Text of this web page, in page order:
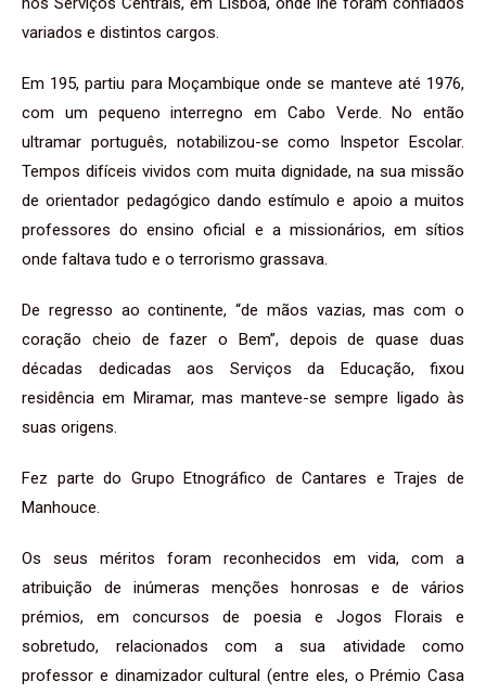
variados e distintos cargos.
Em 195, partiu para Moçambique onde se manteve até 1976,
com um pequeno interregno em Cabo Verde. No então
ultramar português, notabilizou-se como Inspetor Escolar.
Tempos difíceis vividos com muita dignidade, na sua missão
de orientador pedagógico dando estímulo e apoio a muitos
professores do ensino oficial e a missionários, em sítios
onde faltava tudo e o terrorismo grassava.
De regresso ao continente, “de mãos vazias, mas com o
coração cheio de fazer o Bem”, depois de quase duas
décadas dedicadas aos Serviços da Educação, fixou
residência em Miramar, mas manteve-se sempre ligado às
suas origens.
Fez parte do Grupo Etnográfico de Cantares e Trajes de
Manhouce.
Os seus méritos foram reconhecidos em vida, com a
atribuição de inúmeras menções honrosas e de vários
prémios, em concursos de poesia e Jogos Florais e
sobretudo, relacionados com a sua atividade como
professor e dinamizador cultural (entre eles, o Prémio Casa